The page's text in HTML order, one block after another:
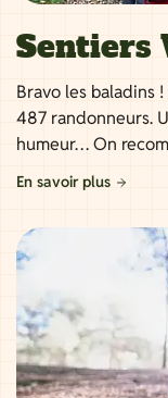
Sentiers
Bravo les baladins
487 randonneurs.
humeur… On
En savoir plus